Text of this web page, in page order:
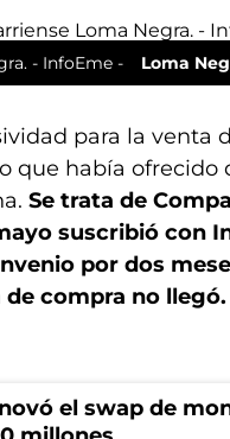
- InfoEme - Loma
para la venta
que había ofrecido
Se trata de
suscribió con
por dos
compra no llegó.
el swap de